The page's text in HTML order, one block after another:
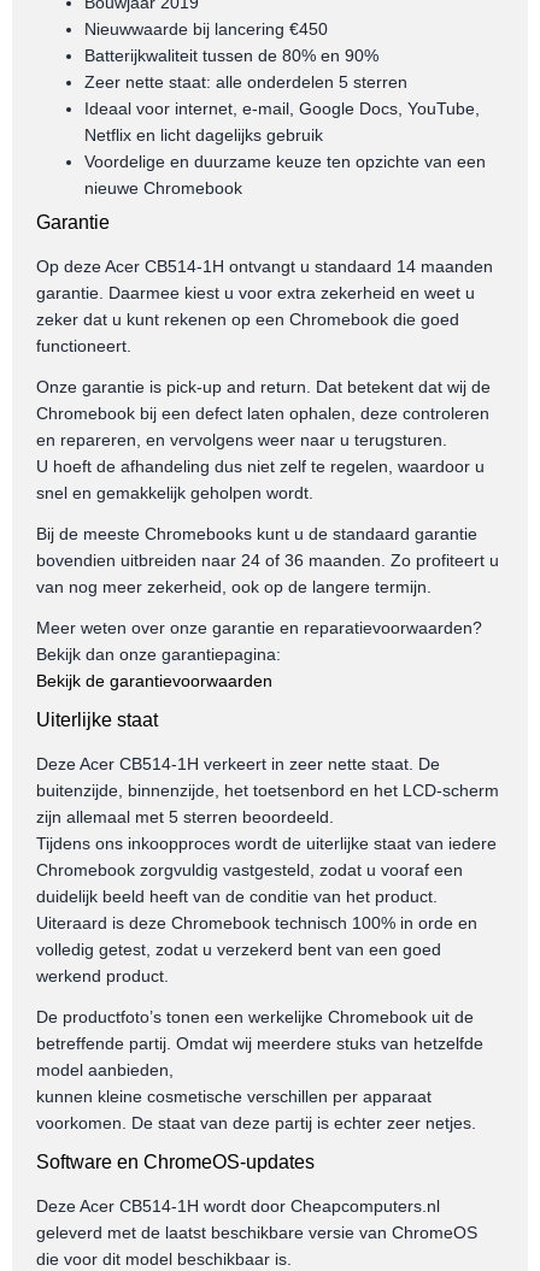
Nieuwwaarde bij lancering €450
Batterijkwaliteit tussen de 80% en 90%
Zeer nette staat: alle onderdelen 5 sterren
Ideaal voor internet, e-mail, Google Docs, YouTube,
Netflix en licht dagelijks gebruik
Voordelige en duurzame keuze ten opzichte van een
nieuwe Chromebook
Garantie
Op deze Acer CB514-1H ontvangt u standaard 14 maanden
garantie. Daarmee kiest u voor extra zekerheid en weet u
zeker dat u kunt rekenen op een Chromebook die goed
functioneert.
Onze garantie is pick-up and return. Dat betekent dat wij de
Chromebook bij een defect laten ophalen, deze controleren
en repareren, en vervolgens weer naar u terugsturen.
U hoeft de afhandeling dus niet zelf te regelen, waardoor u
snel en gemakkelijk geholpen wordt.
Bij de meeste Chromebooks kunt u de standaard garantie
bovendien uitbreiden naar 24 of 36 maanden. Zo profiteert u
van nog meer zekerheid, ook op de langere termijn.
Meer weten over onze garantie en reparatievoorwaarden?
Bekijk dan onze garantiepagina:
Bekijk de garantievoorwaarden
Uiterlijke staat
Deze Acer CB514-1H verkeert in zeer nette staat. De
buitenzijde, binnenzijde, het toetsenbord en het LCD-scherm
zijn allemaal met 5 sterren beoordeeld.
Tijdens ons inkoopproces wordt de uiterlijke staat van iedere
Chromebook zorgvuldig vastgesteld, zodat u vooraf een
duidelijk beeld heeft van de conditie van het product.
Uiteraard is deze Chromebook technisch 100% in orde en
volledig getest, zodat u verzekerd bent van een goed
werkend product.
De productfoto’s tonen een werkelijke Chromebook uit de
betreffende partij. Omdat wij meerdere stuks van hetzelfde
model aanbieden,
kunnen kleine cosmetische verschillen per apparaat
voorkomen. De staat van deze partij is echter zeer netjes.
Software en ChromeOS-updates
Deze Acer CB514-1H wordt door Cheapcomputers.nl
geleverd met de laatst beschikbare versie van ChromeOS
die voor dit model beschikbaar is.